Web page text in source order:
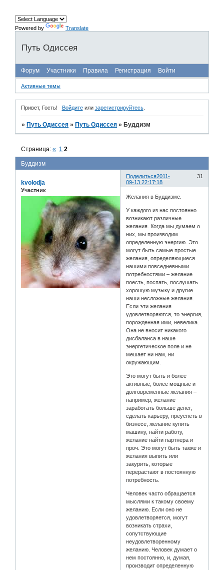
Powered by Translate
Путь Одиссея
Форум Участники Правила Регистрация Войти
Активные темы
Привет, Гость! Войдитеили зарегистрируйтесь.
» Путь Одиссея » Путь Одиссея » Буддизм
Буддизм
Страница:« 1 2
Поделиться 31
2011-
09-13 22:17:18
kvolodja
Участник
Желания в Буддизме.
У каждого из нас постоянно
возникают различные
желания. Когда мы думаем о
них, мы производим
определенную энергию. Это
могут быть самые простые
желания, определяющиеся
нашими повседневными
потребностями – желание
поесть, поспать, послушать
хорошую музыку и другие
наши несложные желания.
Если эти желания
удовлетворяются, то энергия,
порожденная ими, невелика.
Она не вносит никакого
дисбаланса в наше
энергетическое поле и не
мешает ни нам, ни
окружающим.
Это могут быть и более
активные, более мощные и
долговременные желания –
например, желание
заработать больше денег,
сделать карьеру, преуспеть в
бизнесе, желание купить
машину, найти работу,
желание найти партнера и
проч. Это могут быть также и
желания выпить или
закурить, которые
перерастают в постоянную
потребность.
Человек часто обращается
мыслями к такому своему
желанию. Если оно не
удовлетворяется, могут
возникать страхи,
сопутствующие
неудовлетворенному
желанию. Человек думает о
нем постоянно, и, думая,
производит определенную